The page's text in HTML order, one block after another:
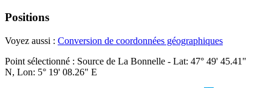
Positions
Voyez aussi : Conversion de coordonnées géographiques
Point sélectionné : Source de La Bonnelle - Lat: 47° 49' 45.41"
N, Lon: 5° 19' 08.26" E